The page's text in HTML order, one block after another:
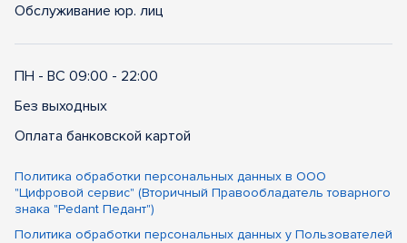
Обслуживание юр. лиц
ПН - ВС 09:00 - 22:00
Без выходных
Оплата банковской картой
Политика обработки персональных данных в ООО
"Цифровой сервис" (Вторичный Правообладатель товарного
знака "Pedant Педант")
Политика обработки персональных данных у Пользователей